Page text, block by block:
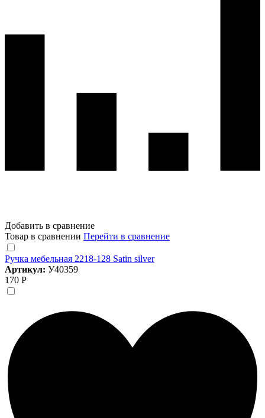
Добавить в сравнение
Товар в сравнении Перейти в сравнение
Ручка мебельная 2218-128 Satin silver
Артикул: У40359
170 Р